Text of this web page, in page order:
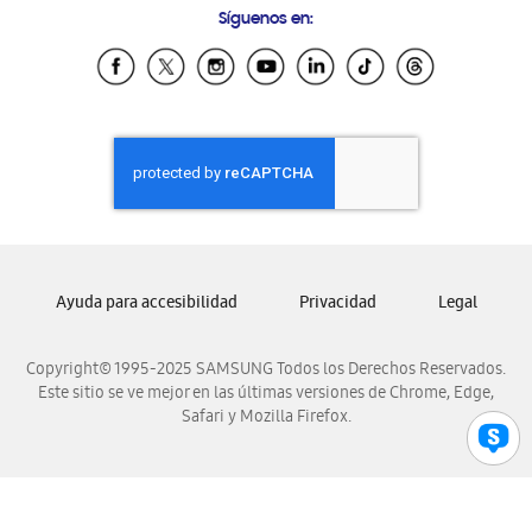
Samsung Ecuador
Samsung El Salvador
Samsung Honduras
Samsung Nicaragua
Samsung Panamá
Samsung Venezuela
Síguenos en:
Copyright© 1995-2025 SAMSUNG Todos los Derechos Reservados.
Este sitio se ve mejor en las últimas versiones de Chrome, Edge,
Safari y Mozilla Firefox.
Ayuda para accesibilidad Privacidad Legal